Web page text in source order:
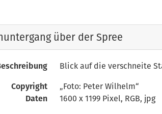
über der Spree
Blick auf die verschneite
Copyright
„Foto: Peter Wilhelm“
Daten
1600 x 1199 Pixel, RGB, jpg